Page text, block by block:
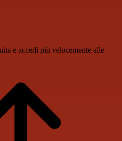
e accedi più velocemente alle